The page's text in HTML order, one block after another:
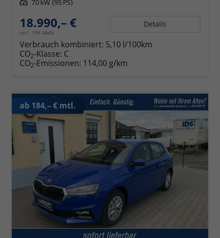
Leistung 70 kW (95 PS)
18.990,– €
incl. 19% MwSt.
Details
Verbrauch kombiniert: 5,10 l/100km
CO2-Klasse: C
CO2-Emissionen: 114,00 g/km
ab 184,– € mtl.